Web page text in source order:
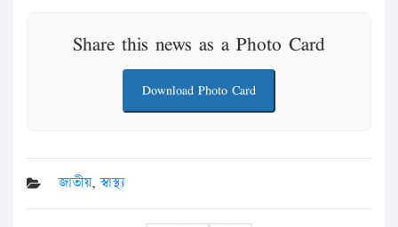
Share this news as a Photo Card
Download Photo Card
জাতীয়,স্বাস্থ্য